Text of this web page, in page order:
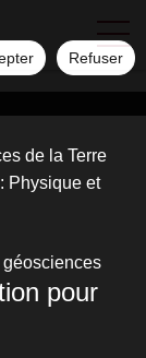
Refuser
de la Terre
Physique et
géosciences
pour